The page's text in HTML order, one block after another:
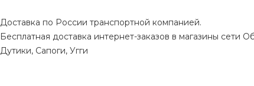
Доставка по России транспортной компанией.
Бесплатная доставка интернет-заказов в магазины
Дутики, Сапоги, Угги